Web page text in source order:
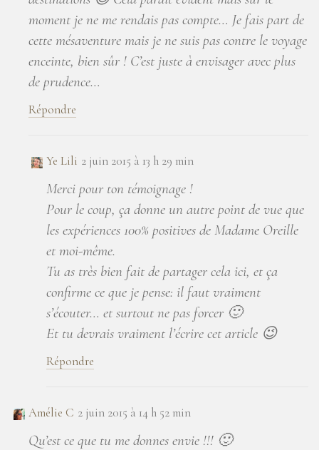
moment je ne me rendais pas compte… Je fais part de
cette mésaventure mais je ne suis pas contre le voyage
enceinte, bien sûr ! C’est juste à envisager avec plus
de prudence…
Répondre
Ye Lili 2 juin 2015 à 13 h 29 min
Merci pour ton témoignage !
Pour le coup, ça donne un autre point de vue que
les expériences 100% positives de Madame Oreille
et moi-même.
Tu as très bien fait de partager cela ici, et ça
confirme ce que je pense: il faut vraiment
s’écouter… et surtout ne pas forcer 🙂
Et tu devrais vraiment l’écrire cet article 😉
Répondre
Amélie C 2 juin 2015 à 14 h 52 min
Qu’est ce que tu me donnes envie !!! 🙂